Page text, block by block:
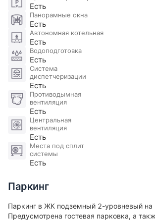
● Медицина: В районе работают
взрослая поликлиники, а также
учреждения, обеспечивающие
медицинской помощи.
● Торговля и досуг: В шаговой
находятся магазины, кафе,
торговые центры, такие как ТЦ
которые предлагают разнообразие
отдыха.
● Парки и зелёные зоны: Рядом с
расположены парки и зелёные зоны,
предоставляющие возможности для
активного отдыха на свежем воздухе.
● Молодой паре: Идеальна для
планировка создаст комфортное
Есть
Панорамные окна
Есть
Автономная котельная
Есть
Водоподготовка
Есть
Система
диспетчеризации
Есть
Противодымная
вентиляция
Есть
Центральная
вентиляция
Есть
Места под сплит
системы
Есть
Паркинг
Паркинг в ЖК подземный 2-уровневый
Предусмотрена гостевая парковка, а